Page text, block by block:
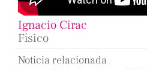
Ignacio Cirac
Físico
Noticia relacionada